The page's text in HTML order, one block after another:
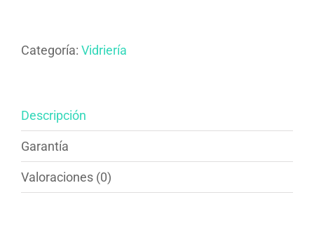
diagnóstico
Categoría: Vidriería
Descripción
Garantía
Valoraciones (0)